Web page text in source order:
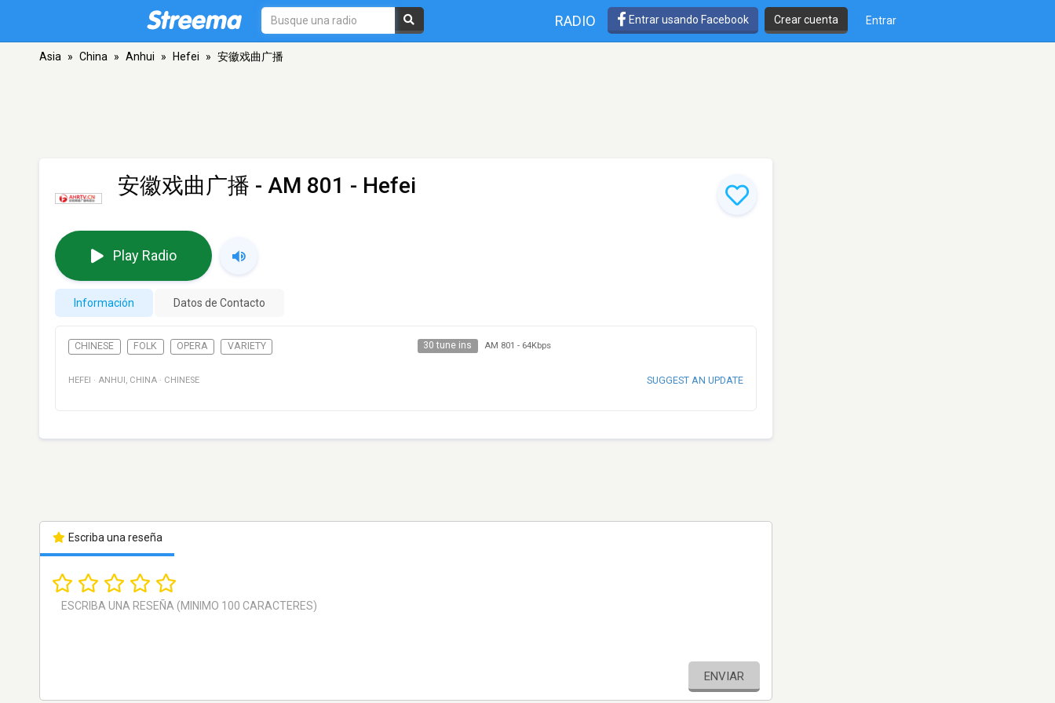
RADIO Entrar usando Facebook Crear cuenta Entrar
Asia » China » Anhui » Hefei » 安徽戏曲广播
安徽戏曲广播 - AM 801 - Hefei
Play Radio
Información Datos de Contacto
CHINESE FOLK OPERA VARIETY 30 tune ins AM 801 - 64Kbps
HEFEI · ANHUI, CHINA · CHINESE SUGGEST AN UPDATE
Escriba una reseña
ENVIAR